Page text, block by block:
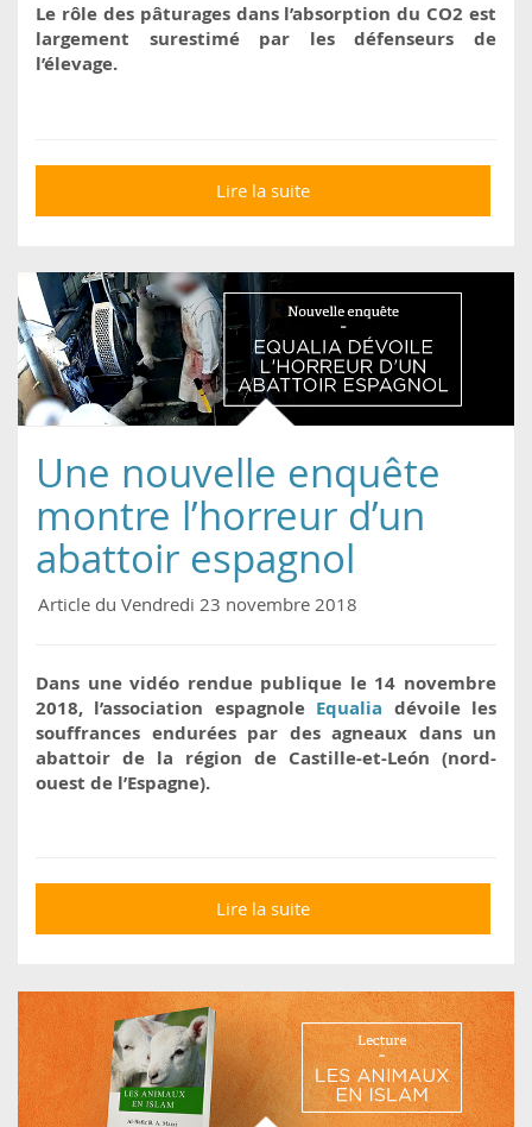
Le rôle des pâturages dans l’absorption du CO2 est
largement surestimé par les défenseurs de
l’élevage.
Lire la suite
manœuvres des
scientifique
Une nouvelle enquête
montre l’horreur d’un
abattoir espagnol
Article du Vendredi 23 novembre 2018
Dans une vidéo rendue publique le 14 novembre
2018, l’association espagnole Equalia dévoile les
souffrances endurées par des agneaux dans un
abattoir de la région de Castille-et-León (nord-
ouest de l’Espagne).
Lire la suite
enquête montre